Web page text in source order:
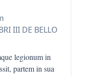
III DE BELLO
legionum in
partem in sua